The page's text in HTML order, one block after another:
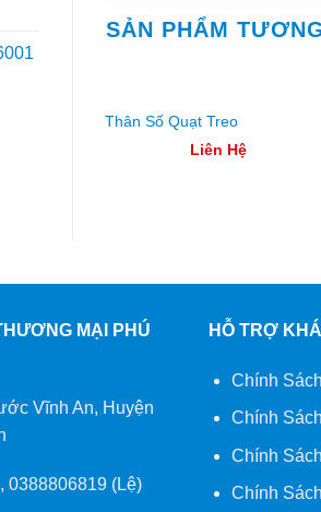
SẢN PHẨM
Thân Số Quạt Treo
Liên Hệ
MẠI PHÚ
Vĩnh An, Huyện
0388806819 (Lệ)
HỖ TRỢ
Chính
Chính
Chính
Chính